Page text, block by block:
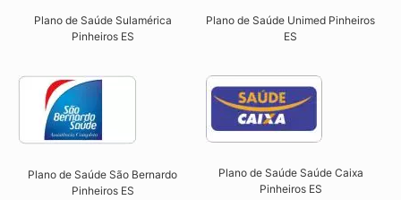
Plano de Saúde Sulamérica
Pinheiros ES
Plano de Saúde Unimed Pinheiros
ES
Plano de Saúde São Bernardo
Pinheiros ES​
Plano de Saúde Saúde Caixa
Pinheiros ES​